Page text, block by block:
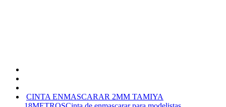
CINTA ENMASCARAR 2MM TAMIYA